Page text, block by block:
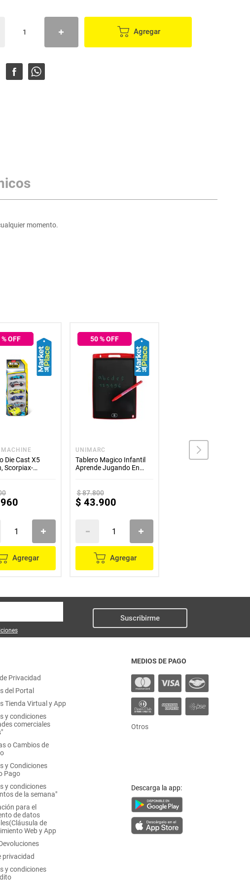
Agregar
momento.
% OFF
MACHINE
Cast X5
Scorpiax-
960
Agregar
50% OFF
UNIMARC
Tablero Magico Infantil
Aprende Jugando En
$87.800
$ 43.900
Agregar
SQUISHMALLOWS
Peluche Squishmallows
Suscribirme
Privacidad
del Portal
Tienda Virtual y App
y condiciones
comerciales
o Cambios de
y Condiciones
Pago
y condiciones
de la semana"
para el
de datos
de
Web y App
privacidad
y condiciones
MEDIOS DE PAGO
Otros
Descarga la app: